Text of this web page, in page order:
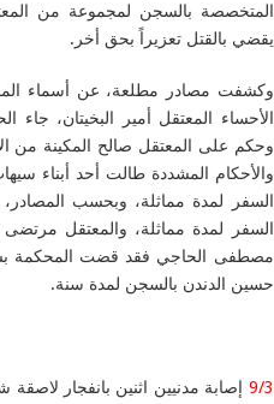
المتخصصة بالسجن لمجموعة من
يقضي بالقتل تعزيراً بحق أخر.
وكشفت مصادر مطلعة، عن أسماء
الأحساء المعتقل أمير البخيتان،
وحكم على المعتقل صالح المكينة من
والأحكام المشددة طالت أحد أبناء
السفر لمدة مماثلة، وبحسب
السفر لمدة مماثلة، والمعتقل
مصطفى الحاجي فقد قضت المحكمة
حسين الدندن بالسجن لمدة سنة.
9/3 إصابة مدنيين اثنين بانفجار